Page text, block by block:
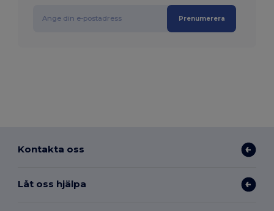
Prenumerera
Kontakta oss
Låt oss hjälpa